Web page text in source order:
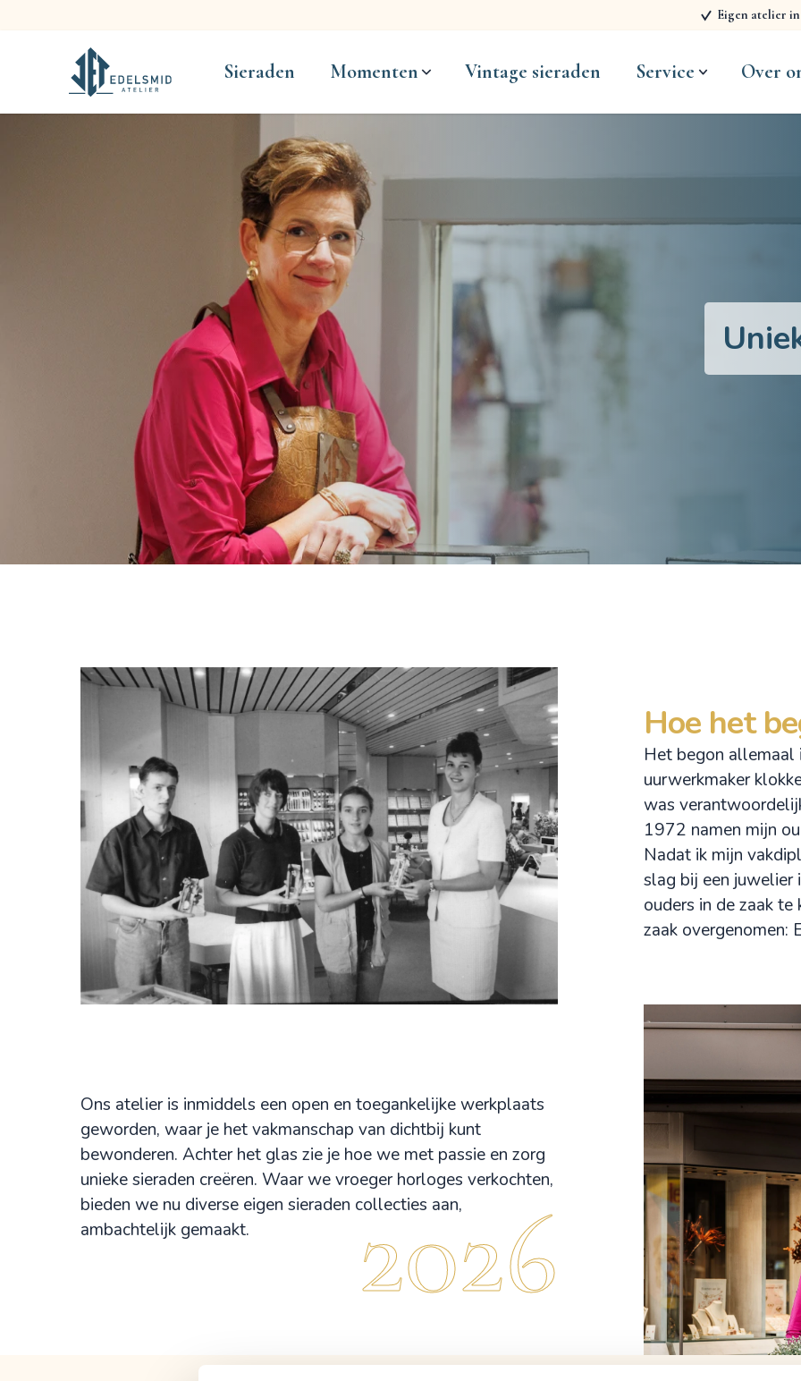
Eigen atelier in
Sieraden Momenten Vintage sieraden Service Over
Hoe het
Het begon allemaal
uurwerkmaker
was
1972 namen mijn
Nadat ik mijn
slag bij een juwelier
ouders in de zaak
zaak overgenomen:
Ons atelier is inmiddels een open en toegankelijke werkplaats
geworden, waar je het vakmanschap van dichtbij kunt
bewonderen. Achter het glas zie je hoe we met passie en zorg
unieke sieraden creëren. Waar we vroeger horloges verkochten,
bieden we nu diverse eigen sieraden collecties aan,
ambachtelijk gemaakt.
2026